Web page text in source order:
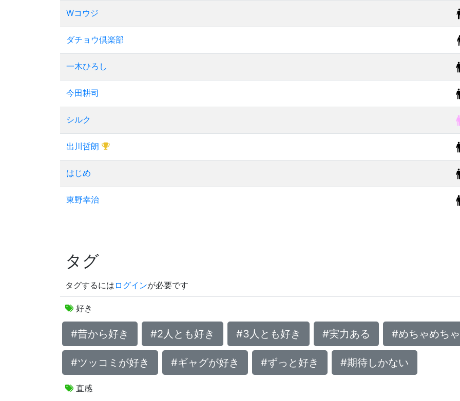
Wコウジ
ダチョウ倶楽部
一木ひろし
今田耕司
シルク
出川哲朗
はじめ
東野幸治
タグ
タグするには ログインが必要です
好き
#昔から好き #2人とも好き #3人とも好き #実力ある #めちゃめち
#ツッコミが好き #ギャグが好き #ずっと好き #期待しかない
直感